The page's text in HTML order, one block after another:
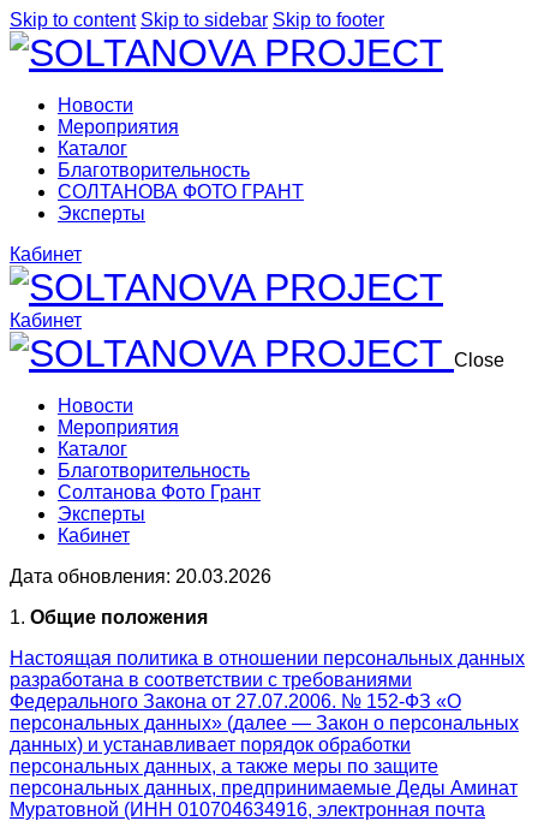
Skip to content Skip to sidebar Skip to footer
Новости
Мероприятия
Каталог
Благотворительность
СОЛТАНОВА ФОТО ГРАНТ
Эксперты
Кабинет
Кабинет
Close
Новости
Мероприятия
Каталог
Благотворительность
Солтанова Фото Грант
Эксперты
Кабинет
Дата обновления: 20.03.2026
1. Общие положения
Настоящая политика в отношении персональных данных
разработана в соответствии с требованиями
Федерального Закона от 27.07.2006. № 152-ФЗ «О
персональных данных» (далее — Закон о персональных
данных) и устанавливает порядок обработки
персональных данных, а также меры по защите
персональных данных, предпринимаемые Деды Аминат
Муратовной (ИНН 010704634916, электронная почта